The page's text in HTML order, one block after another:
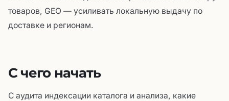
товаров, GEO — усиливать локальную выдачу по
доставке и регионам.
С чего начать
С аудита индексации каталога и анализа, какие